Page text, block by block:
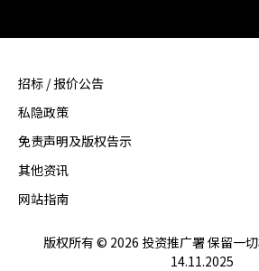
招标 / 报价公告
私隐政策
免责声明及版权告示
其他资讯
网站指南
版权所有 © 2026 投资推广署 保留一
14.11.2025